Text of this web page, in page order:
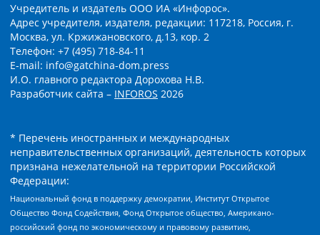
Учредитель и издатель ООО ИА «Инфорос».
Адрес учредителя, издателя, редакции: 117218, Россия, г.
Москва, ул. Кржижановского, д.13, кор. 2
Телефон: +7 (495) 718-84-11
E-mail: info@gatchina-dom.press
И.О. главного редактора Дорохова Н.В.
Разработчик сайта – INFOROS 2026
* Перечень иностранных и международных
неправительственных организаций, деятельность которых
признана нежелательной на территории Российской
Федерации:
Национальный фонд в поддержку демократии, Институт Открытое
Общество Фонд Содействия, Фонд Открытое общество, Американо-
российский фонд по экономическому и правовому развитию,